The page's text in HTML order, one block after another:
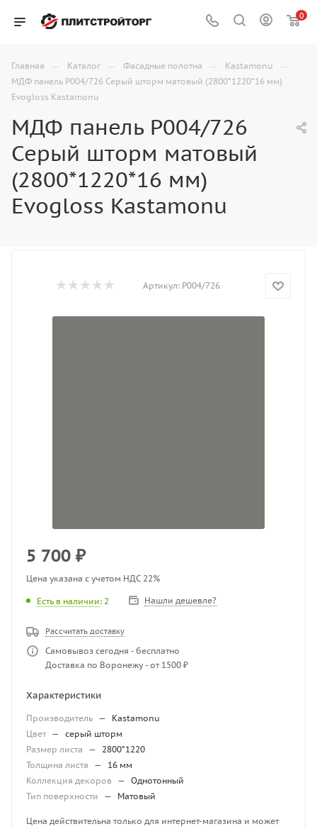
0
Главная — Каталог — Фасадные полотна — Kastamonu —
МДФ панель P004/726 Серый шторм матовый (2800*1220*16 мм)
Evogloss Kastamonu
МДФ панель P004/726
Серый шторм матовый
(2800*1220*16 мм)
Evogloss Kastamonu
Артикул: P004/726
5 700 ₽
Цена указана с учетом НДС 22%
Есть в наличии: 2 Нашли дешевле?
Рассчитать доставку
Самовывоз сегодня - бесплатно
Доставка по Воронежу - от 1500 ₽
Характеристики
Производитель —
Kastamonu
Цвет — серый шторм
Размер листа
— 2800*1220
Толщина листа
—
16 мм
Коллекция декоров
— Однотонный
Тип поверхности
— Матовый
Цена действительна только для интернет-магазина и может